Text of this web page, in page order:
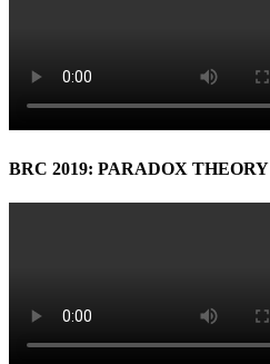
BRC 2019: PARADOX THEORY